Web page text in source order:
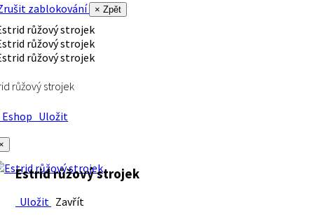
zablokování
× Zpět
růžový strojek
Uložit
Estrid růžový strojek
Uložit Zavřít